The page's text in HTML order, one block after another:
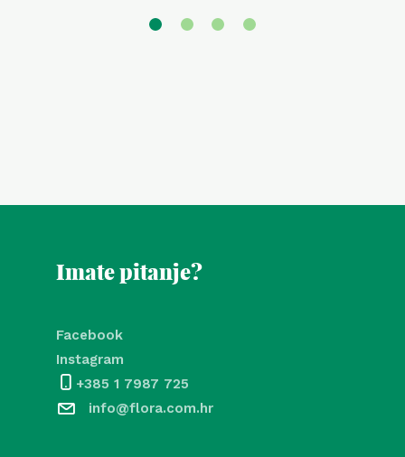
Imate pitanje?
Facebook
Instagram
+385 1 7987 725
info@flora.com.hr